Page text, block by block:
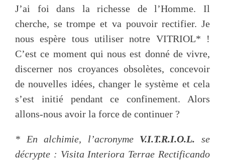
J’ai foi dans la richesse de l’Homme. Il
cherche, se trompe et va pouvoir rectifier. Je
nous espère tous utiliser notre VITRIOL* !
C’est ce moment qui nous est donné de vivre,
discerner nos croyances obsolètes, concevoir
de nouvelles idées, changer le système et cela
s’est initié pendant ce confinement. Alors
allons-nous avoir la force de continuer ?
* En alchimie, l’acronyme V.I.T.R.I.O.L. se
décrypte : Visita Interiora Terrae Rectificando